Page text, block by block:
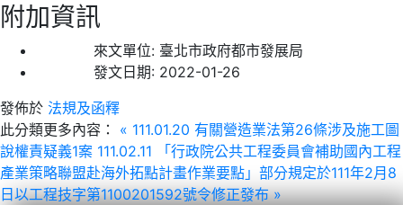
附加資訊
來文單位: 臺北市政府都市發展局
發文日期: 2022-01-26
發佈於 法規及函釋
此分類更多內容：
« 111.01.20 有關營造業法第26條涉及施工圖
說權責疑義1案 111.02.11 「行政院公共工程委員會補助國內工程
產業策略聯盟赴海外拓點計畫作業要點」部分規定於111年2月8
日以工程技字第1100201592號令修正發布 »